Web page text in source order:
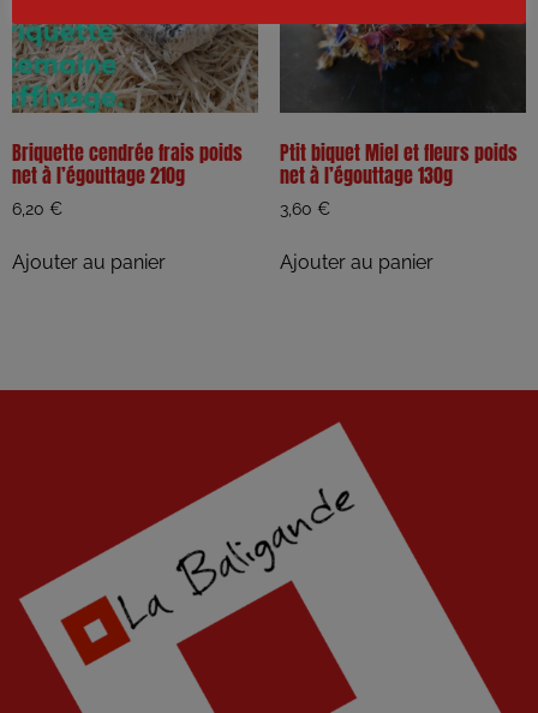
Briquette cendrée frais poids
net à l’égouttage 210g
6,20 €
Ajouter au panier
Ptit biquet Miel et fleurs poids
net à l’égouttage 130g
3,60 €
Ajouter au panier